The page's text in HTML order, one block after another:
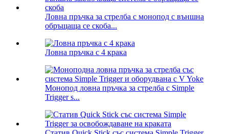
Ловна пръчка за стрелба с монопод с външна
обръщаща се скоба...
Ловна пръчка с 4 крака
Монопод ловна пръчка за стрелба с Simple
Trigger s...